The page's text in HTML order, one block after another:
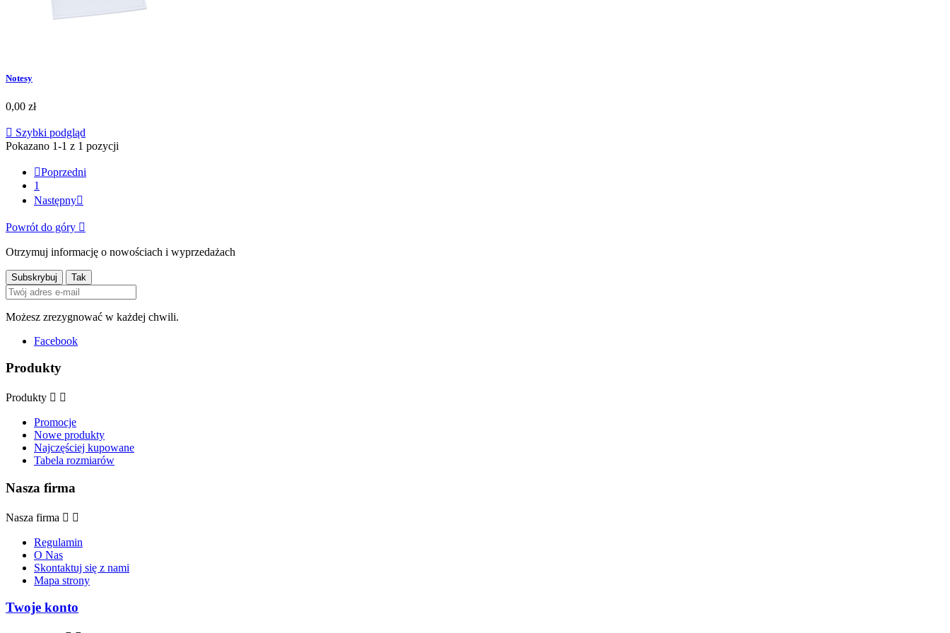
Notesy
0,00 zł
 Szybki podgląd
Pokazano 1-1 z 1 pozycji
Poprzedni
1
Następny
Powrót do góry 
Otrzymuj informację o nowościach i wyprzedażach
Możesz zrezygnować w każdej chwili.
Facebook
Produkty
Produkty  
Promocje
Nowe produkty
Najczęściej kupowane
Tabela rozmiarów
Nasza firma
Nasza firma  
Regulamin
O Nas
Skontaktuj się z nami
Mapa strony
Twoje konto